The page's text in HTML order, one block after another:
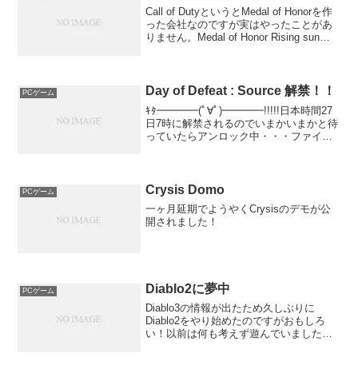
Call of DutyというとMedal of Honorを作
った会社なのですが実はやったことがあ
りません。Medal of Honor Rising sunを
PCゲーム Day of Defeat : Source 解禁！！
ｷﾀ━━━━(ﾟ∀ﾟ)━━━━!!!!!日本時間27
日7時に解禁されるのでいまかいまかと待
っていたらアンロック中・・・ファイル
ーバいっぱ...
PCゲーム Crysis Domo
一ヶ月延期でようやくCrysisのデモが公
開されました！
PCゲーム Diablo2に夢中
Diablo3の情報が出たため久しぶりに
Diablo2をやり始めたのですがおもしろ
い！以前は何も考えず遊んでいましたが